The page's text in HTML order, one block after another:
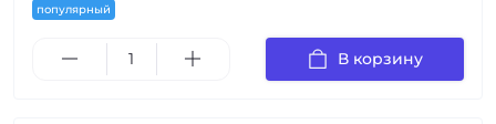
популярный
В корзину